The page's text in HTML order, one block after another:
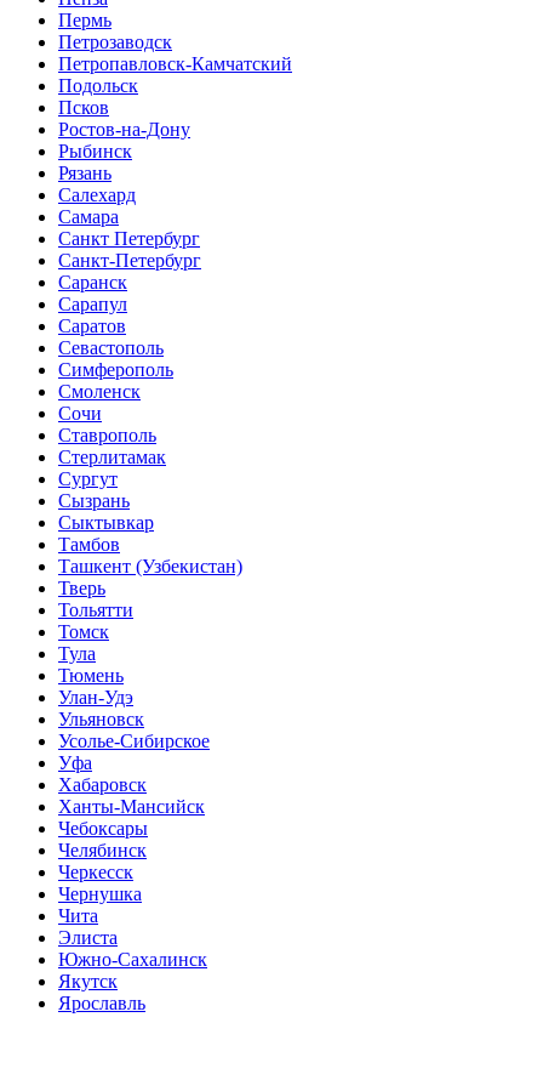
Пермь
Петрозаводск
Петропавловск-Камчатский
Подольск
Псков
Ростов-на-Дону
Рыбинск
Рязань
Салехард
Самара
Санкт Петербург
Санкт-Петербург
Саранск
Сарапул
Саратов
Севастополь
Симферополь
Смоленск
Сочи
Ставрополь
Стерлитамак
Сургут
Сызрань
Сыктывкар
Тамбов
Ташкент (Узбекистан)
Тверь
Тольятти
Томск
Тула
Тюмень
Улан-Удэ
Ульяновск
Усолье-Сибирское
Уфа
Хабаровск
Ханты-Мансийск
Чебоксары
Челябинск
Черкесск
Чернушка
Чита
Элиста
Южно-Сахалинск
Якутск
Ярославль